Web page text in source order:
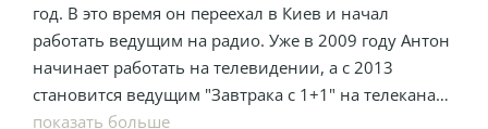
год. В это время он переехал в Киев и начал
работать ведущим на радио. Уже в 2009 году Антон
начинает работать на телевидении, а с 2013
становится ведущим "Завтрака с 1+1" на телеканале
1+1.
показать больше